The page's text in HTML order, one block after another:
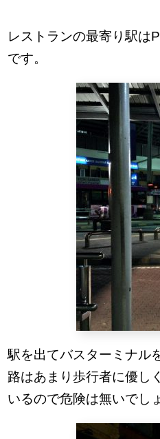
レストランの最寄り駅は
です。
駅を出てバスターミナル
路はあまり歩行者に優し
いるので危険は無いでし